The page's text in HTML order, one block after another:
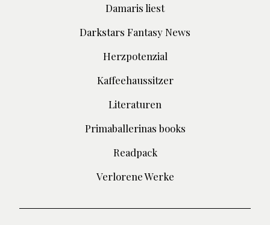
Damaris liest
Darkstars Fantasy News
Herzpotenzial
Kaffeehaussitzer
Literaturen
Primaballerinas books
Readpack
Verlorene Werke